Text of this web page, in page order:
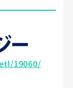
19060/